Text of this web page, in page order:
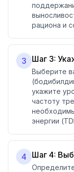
рациона и
3 Шаг 3:
Выберите
укажите
частоту
энергии
4 Шаг 4: